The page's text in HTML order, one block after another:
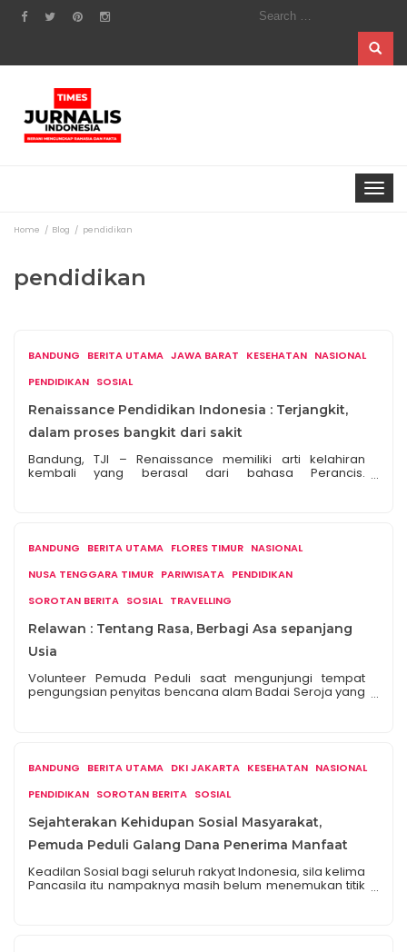
Search
Toggle
Home Blog pendidikan
pendidikan
BANDUNG BERITA UTAMA JAWA BARAT KESEHATAN NASIONAL
PENDIDIKAN SOSIAL
Renaissance Pendidikan Indonesia : Terjangkit,
dalam proses bangkit dari sakit
Bandung, TJI – Renaissance memiliki arti kelahiran
kembali yang berasal dari bahasa Perancis.
banyaknya sekolah yang melaksanakan kurikulum
berdasarkan […]
BANDUNG BERITA UTAMA FLORES TIMUR NASIONAL
NUSA TENGGARA TIMUR PARIWISATA PENDIDIKAN
SOROTAN BERITA SOSIAL TRAVELLING
Relawan : Tentang Rasa, Berbagi Asa sepanjang
Usia
Volunteer Pemuda Peduli saat mengunjungi tempat
pengungsian penyitas bencana alam Badai Seroja yang
BANDUNG BERITA UTAMA DKI JAKARTA KESEHATAN NASIONAL
PENDIDIKAN SOROTAN BERITA SOSIAL
Sejahterakan Kehidupan Sosial Masyarakat,
Pemuda Peduli Galang Dana Penerima Manfaat
Keadilan Sosial bagi seluruh rakyat Indonesia, sila kelima
Pancasila itu nampaknya masih belum menemukan titik